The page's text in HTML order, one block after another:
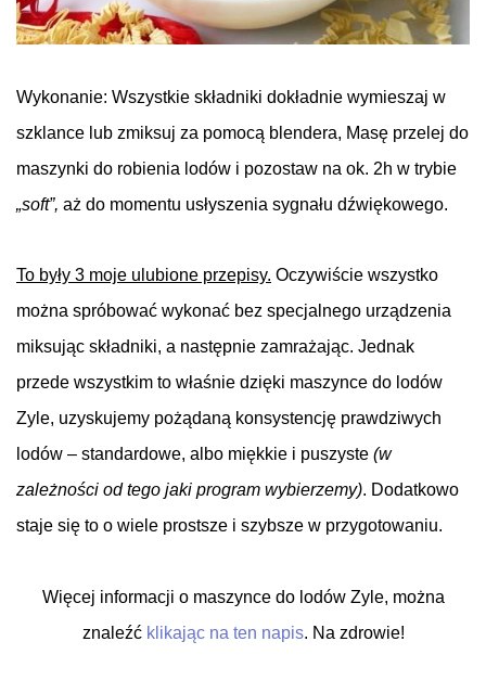
Wykonanie: Wszystkie składniki dokładnie wymieszaj w
szklance lub zmiksuj za pomocą blendera, Masę przelej do
maszynki do robienia lodów i pozostaw na ok. 2h w trybie
„soft”, aż do momentu usłyszenia sygnału dźwiękowego.
To były 3 moje ulubione przepisy. Oczywiście wszystko
można spróbować wykonać bez specjalnego urządzenia
miksując składniki, a następnie zamrażając. Jednak
przede wszystkim to właśnie dzięki maszynce do lodów
Zyle, uzyskujemy pożądaną konsystencję prawdziwych
lodów – standardowe, albo miękkie i puszyste (w
zależności od tego jaki program wybierzemy). Dodatkowo
staje się to o wiele prostsze i szybsze w przygotowaniu.
Więcej informacji o maszynce do lodów Zyle, można
znaleźć klikając na ten napis. Na zdrowie!